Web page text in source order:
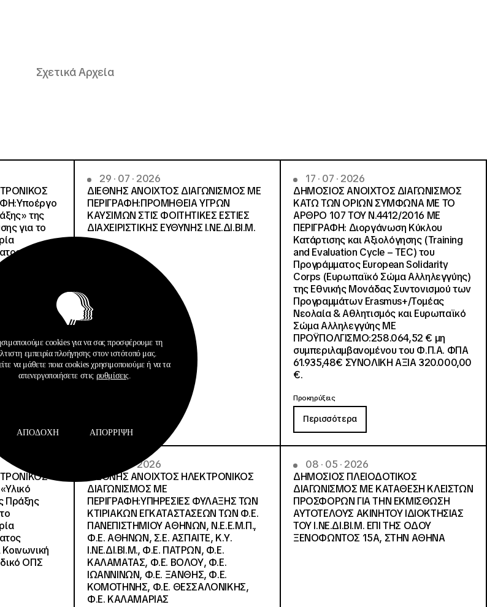
Σχετικά Αρχεία
της
για το
ΟΠΣ
29 · 07 · 2026
ΔΙΕΘΝΗΣ ΑΝΟΙΧΤΟΣ ΔΙΑΓΩΝΙΣΜΟΣ ΜΕ
ΠΕΡΙΓΡΑΦΗ:ΠΡΟΜΗΘΕΙΑ ΥΓΡΩΝ
ΚΑΥΣΙΜΩΝ ΣΤΙΣ ΦΟΙΤΗΤΙΚΕΣ ΕΣΤΙΕΣ
ΔΙΑΧΕΙΡΙΣΤΙΚΗΣ ΕΥΘΥΝΗΣ Ι.ΝΕ.ΔΙ.ΒΙ.Μ.
17 · 07 · 2026
ΔΗΜΟΣΙΟΣ ΑΝΟΙΧΤΟΣ ΔΙΑΓΩΝΙΣΜΟΣ
ΚΑΤΩ ΤΩΝ ΟΡΙΩΝ ΣΥΜΦΩΝΑ ΜΕ ΤΟ
ΑΡΘΡΟ 107 ΤΟΥ Ν.4412/2016 ΜΕ
ΠΕΡΙΓΡΑΦΗ: Διοργάνωση Κύκλου
Κατάρτισης και Αξιολόγησης (Training
and Evaluation Cycle – TEC) του
Προγράμματος European Solidarity
Corps (Ευρωπαϊκό Σώμα Αλληλεγγύης)
της Εθνικής Μονάδας Συντονισμού των
Προγραμμάτων Erasmus+/Τομέας
Νεολαία & Αθλητισμός και Ευρωπαϊκό
Σώμα Αλληλεγγύης ΜΕ
ΠΡΟΫΠΟΛΓΙΣΜΟ:258.064,52 € μη
συμπεριλαμβανομένου του Φ.Π.Α. ΦΠΑ
61.935,48€ ΣΥΝΟΛΙΚΗ ΑΞΙΑ 320.000,00
€.
Προκηρύξεις
Περισσότερα
Πράξης
ΟΠΣ
26 · 05 · 2026
ΔΙΕΘΝΗΣ ΑΝΟΙΧΤΟΣ ΗΛΕΚΤΡΟΝΙΚΟΣ
ΔΙΑΓΩΝΙΣΜΟΣ ΜΕ
ΠΕΡΙΓΡΑΦΗ:ΥΠΗΡΕΣΙΕΣ ΦΥΛΑΞΗΣ ΤΩΝ
ΚΤΙΡΙΑΚΩΝ ΕΓΚΑΤΑΣΤΑΣΕΩΝ ΤΩΝ Φ.Ε.
ΠΑΝΕΠΙΣΤΗΜΙΟΥ ΑΘΗΝΩΝ, Ν.Ε.Ε.Μ.Π.,
Φ.Ε. ΑΘΗΝΩΝ, Σ.Ε. ΑΣΠΑΙΤΕ, Κ.Υ.
Ι.ΝΕ.ΔΙ.ΒΙ.Μ., Φ.Ε. ΠΑΤΡΩΝ, Φ.Ε.
ΚΑΛΑΜΑΤΑΣ, Φ.Ε. ΒΟΛΟΥ, Φ.Ε.
ΙΩΑΝΝΙΝΩΝ, Φ.Ε. ΞΑΝΘΗΣ, Φ.Ε.
ΚΟΜΟΤΗΝΗΣ, Φ.Ε. ΘΕΣΣΑΛΟΝΙΚΗΣ,
Φ.Ε. ΚΑΛΑΜΑΡΙΑΣ
08 · 05 · 2026
ΔΗΜΟΣΙΟΣ ΠΛΕΙΟΔΟΤΙΚΟΣ
ΔΙΑΓΩΝΙΣΜΟΣ ΜΕ ΚΑΤΑΘΕΣΗ ΚΛΕΙΣΤΩΝ
ΠΡΟΣΦΟΡΩΝ ΓΙΑ ΤΗΝ ΕΚΜΙΣΘΩΣΗ
ΑΥΤΟΤΕΛΟΥΣ ΑΚΙΝΗΤΟΥ ΙΔΙΟΚΤΗΣΙΑΣ
ΤΟΥ Ι.ΝΕ.ΔΙ.ΒΙ.Μ. ΕΠΙ ΤΗΣ ΟΔΟΥ
ΞΕΝΟΦΩΝΤΟΣ 15Α, ΣΤΗΝ ΑΘΗΝΑ
cookies για να σας προσφέρουμε τη
εμπειρία πλοήγησης στον ιστότοπό μας.
να μάθετε ποια cookies χρησιμοποιούμε ή να τα
απενεργοποιήσετε στις ρυθμίσεις
ΑΠΟΔΟΧΉ ΑΠΌΡΡΙΨΗ